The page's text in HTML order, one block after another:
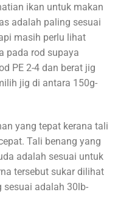
ikan untuk makan
adalah paling sesuai
masih perlu lihat
pada rod supaya
PE 2-4 dan berat jig
jig di antara 150g-
yang tepat kerana tali
Tali benang yang
adalah sesuai untuk
tersebut sukar dilihat
sesuai adalah 30lb-